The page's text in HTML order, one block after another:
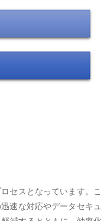
セスとなっています。
速な対応やデータセキ